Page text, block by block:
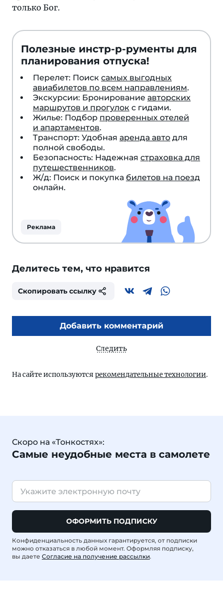
только Бог.
Полезные инстр-р-рументы для
планирования отпуска!
Перелет: Поиск самых выгодных
авиабилетов по всем направлениям.
Экскурсии: Бронирование авторских
маршрутов и прогулок с гидами.
Жилье: Подбор проверенных отелей
и апартаментов.
Транспорт: Удобная аренда авто для
полной свободы.
Безопасность: Надежная страховка для
путешественников.
Ж/д: Поиск и покупка билетов на поезд
онлайн.
Реклама
Делитесь тем, что нравится
Скопировать ссылку
Добавить комментарий
Следить
На сайте используются рекомендательные технологии.
Скоро на «Тонкостях»:
Самые неудобные места в самолете
ОФОРМИТЬ ПОДПИСКУ
Конфиденциальность данных гарантируется, от подписки
можно отказаться в любой момент. Оформляя подписку,
вы даете Согласие на получение рассылки.